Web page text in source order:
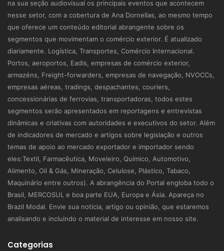
na sua seção audiovisual os principais eventos que acontecem
nesse setor, com a cobertura de Ana Dornellas, ao mesmo tempo
que oferece um conteúdo editorial abrangente sobre os
segmentos que movimentam o comércio exterior. É atualizado
diariamente. Logística, Transportes, Comércio Internacional.
Portos, aeroportos, Eadis, empresas de comércio exterior,
armazéns, Freight-forwarders, empresas de navegação, NVOCCs,
empresas aéreas, tradings, despachantes, couriers,
concessionárias de ferrovias, transportadoras, todos estes
segmentos serão apresentados em reportagens e entrevistas
dinâmicas e criativas com autoridades e executivos do setor. Além
de indicadores de mercado e artigos sobre legislação e outros
temas de apoio ao mercado exportador e importador sendo
eles:Textil, Farmacêutica, Moveleiro, Químico, Automotivo,
Alimento, Oil & Gás, Mineração, Celulose, Plástico, Tabaco,
Maquinário entre outros). A abrangência do Portal engloba todo o
Brasil, MERCOSUL e boa parte EUA, Europa e Ásia. Apareça no
Brazil Modal. Envie sua notícia, artigo ou opinião, que estaremos
analisando e incluindo o material de interesse em nosso site.
Categorias